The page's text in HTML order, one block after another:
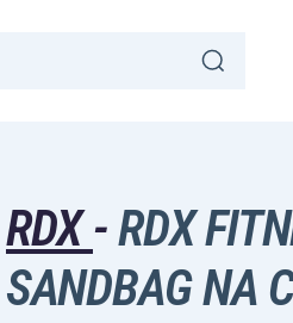
RDX-RDX
SANDBAG NA